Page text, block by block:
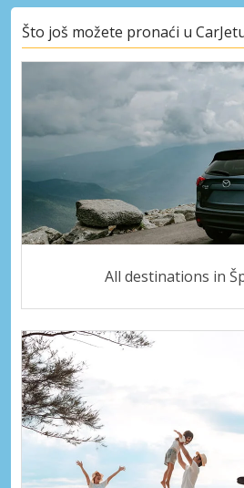
Što još možete pronaći u
All destinations in